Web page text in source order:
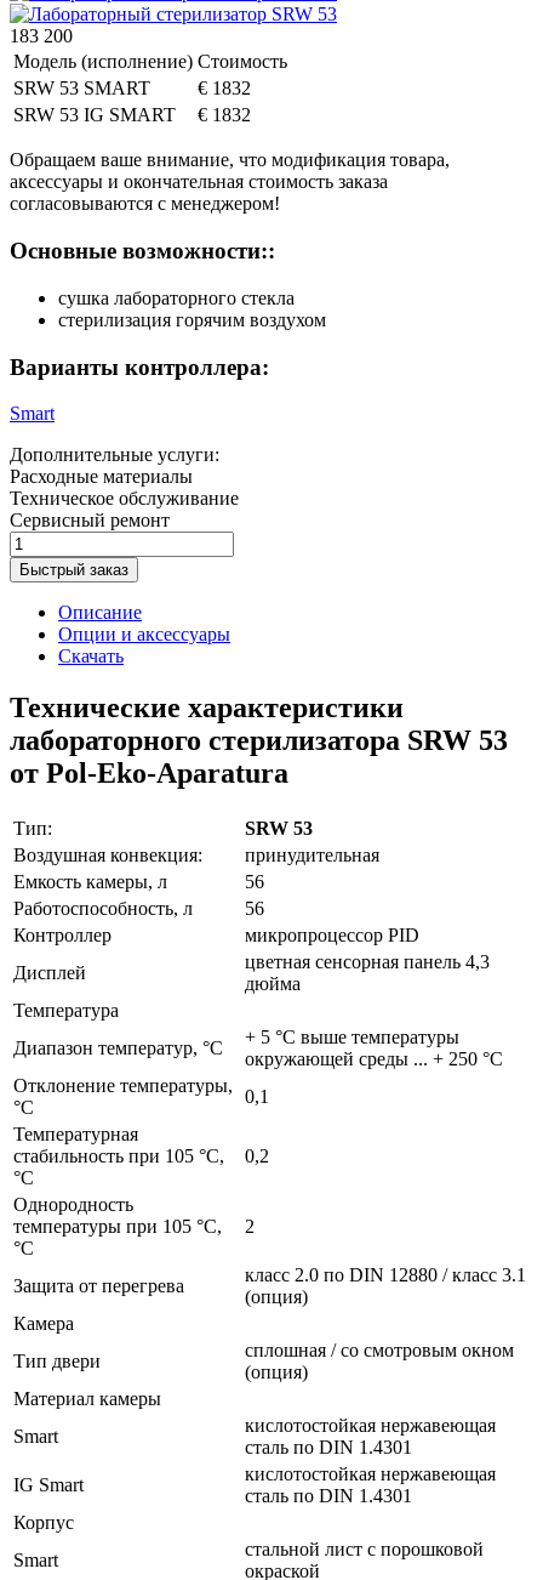
183 200
Модель (исполнение) Стоимость
SRW 53 SMART
€ 1832
SRW 53 IG SMART
€ 1832
Обращаем ваше внимание, что модификация товара,
аксессуары и окончательная стоимость заказа
согласовываются с менеджером!
Основные возможности::
сушка лабораторного стекла
стерилизация горячим воздухом
Варианты контроллера:
Smart
Дополнительные услуги:
Расходные материалы
Техническое обслуживание
Сервисный ремонт
Быстрый заказ
Описание
Опции и аксессуары
Скачать
Технические характеристики
лабораторного стерилизатора SRW 53
от Pol-Eko-Aparatura
Тип:
SRW 53
Воздушная конвекция:
принудительная
Емкость камеры, л
56
Работоспособность, л
56
Контроллер
микропроцессор PID
Дисплей
цветная сенсорная панель 4,3
дюйма
Температура
Диапазон температур, °C
+ 5 °C выше температуры
окружающей среды ... + 250 °C
Отклонение температуры,
°C
0,1
Температурная
стабильность при 105 °C,
°C
0,2
Однородность
температуры при 105 °C,
°C
2
Защита от перегрева
класс 2.0 по DIN 12880 / класс 3.1
(опция)
Камера
Тип двери
сплошная / со смотровым окном
(опция)
Материал камеры
Smart
кислотостойкая нержавеющая
сталь по DIN 1.4301
IG Smart
кислотостойкая нержавеющая
сталь по DIN 1.4301
Корпус
Smart
стальной лист с порошковой
окраской